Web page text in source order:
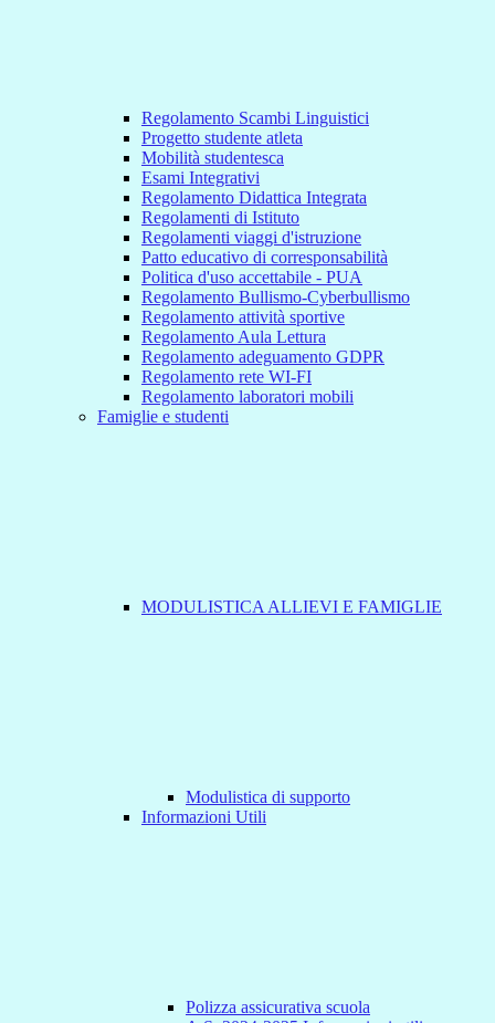
Regolamento Scambi Linguistici
Progetto studente atleta
Mobilità studentesca
Esami Integrativi
Regolamento Didattica Integrata
Regolamenti di Istituto
Regolamenti viaggi d'istruzione
Patto educativo di corresponsabilità
Politica d'uso accettabile - PUA
Regolamento Bullismo-Cyberbullismo
Regolamento attività sportive
Regolamento Aula Lettura
Regolamento adeguamento GDPR
Regolamento rete WI-FI
Regolamento laboratori mobili
Famiglie e studenti
MODULISTICA ALLIEVI E FAMIGLIE
Modulistica di supporto
Informazioni Utili
Polizza assicurativa scuola